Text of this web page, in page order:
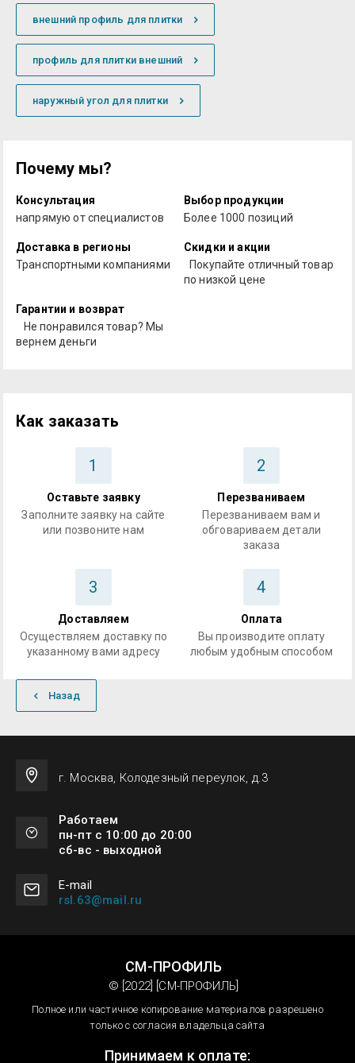
внешний профиль для плитки
профиль для плитки внешний
наружный угол для плитки
Почему мы?
Консультация
напрямую от специалистов
Выбор продукции
Более 1000 позиций
Доставка в регионы
Транспортными компаниями
Скидки и акции
Покупайте отличный товар
по низкой цене
Гарантии и возврат
Не понравился товар? Мы
вернем деньги
Как заказать
1
Оставьте заявку
Заполните заявку на сайте
или позвоните нам
2
Перезваниваем
Перезваниваем вам и
обговариваем детали
заказа
3
Доставляем
Осуществляем доставку по
указанному вами адресу
4
Оплата
Вы производите оплату
любым удобным способом
Назад
г. Москва, Колодезный переулок, д.3
Работаем
пн-пт с 10:00 до 20:00
сб-вс - выходной
Е-mail
rsl.63@mail.ru
СМ-ПРОФИЛЬ
© [2022] [СМ-ПРОФИЛЬ]
Полное или частичное копирование материалов разрешено
только с согласия владельца сайта
Принимаем к оплате: